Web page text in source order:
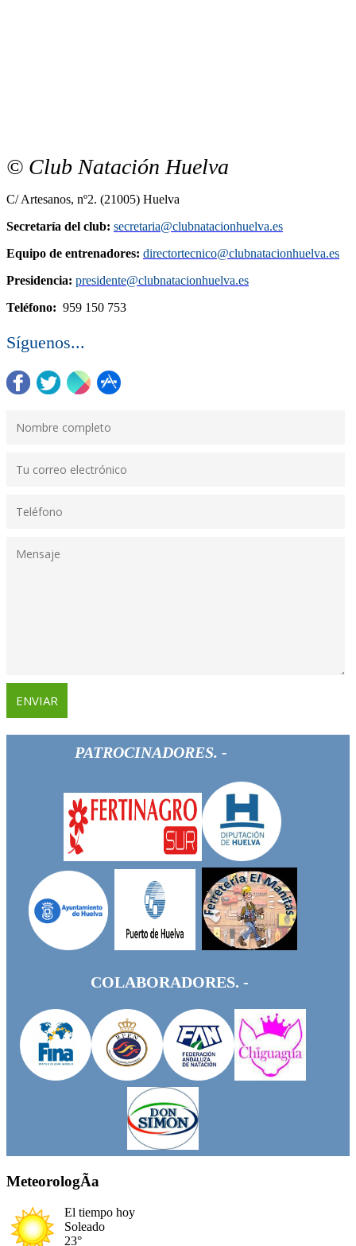
© Club Natación Huelva
C/ Artesanos, nº2. (21005) Huelva
Secretaría del club: secretaria@clubnatacionhuelva.es
Equipo de entrenadores: directortecnico@clubnatacionhuelva.es
Presidencia: presidente@clubnatacionhuelva.es
Teléfono: 959 150 753
Síguenos...
PATROCINADORES. -
COLABORADORES. -
MeteorologÃ­a
El tiempo hoy
Soleado
23°